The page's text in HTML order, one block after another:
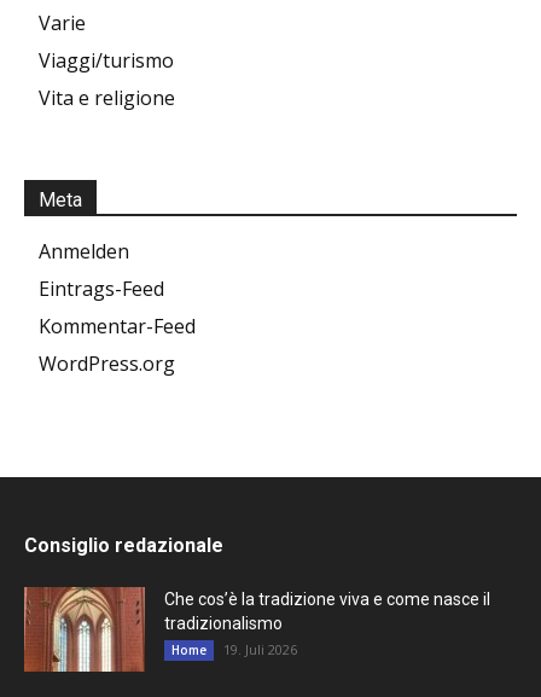
Varie
Viaggi/turismo
Vita e religione
Meta
Anmelden
Eintrags-Feed
Kommentar-Feed
WordPress.org
Consiglio redazionale
Che cos’è la tradizione viva e come nasce il
tradizionalismo
Home 19. Juli 2026